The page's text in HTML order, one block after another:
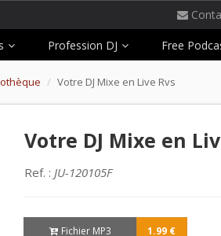
Profession DJ Free
Votre DJ Mixe en Live Rvs
Votre DJ Mixe en
Ref. : JU-120105F
Fichier MP3 1.99 €